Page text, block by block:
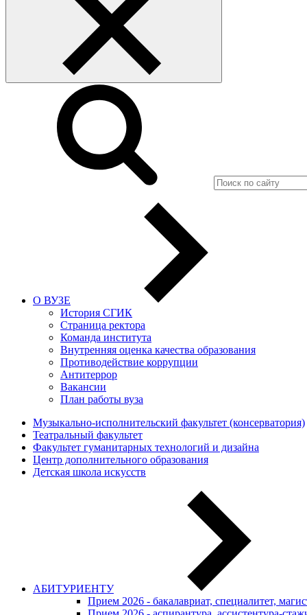
О ВУЗЕ
История СГИК
Страница ректора
Команда института
Внутренняя оценка качества образования
Противодействие коррупции
Антитеррор
Вакансии
План работы вуза
Музыкально-исполнительский факультет (консерватория)
Театральный факультет
Факультет гуманитарных технологий и дизайна
Центр дополнительного образования
Детская школа искусств
АБИТУРИЕНТУ
Прием 2026 - бакалавриат, специалитет,